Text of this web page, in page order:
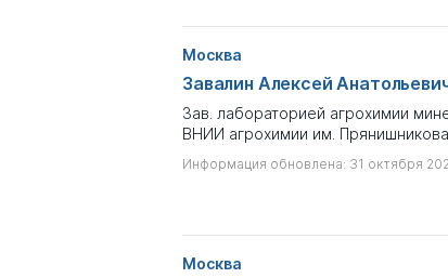
Москва
Завалин Алексей
Зав. лабораторией агрохимии
ВНИИ агрохимии им. Прянишникова
Информация обновлена: 31 октября
Москва